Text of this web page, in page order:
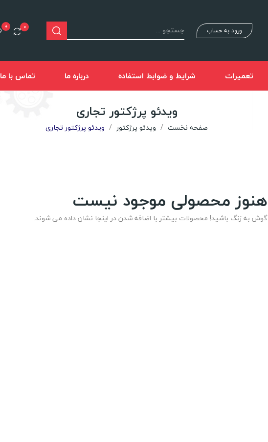
ورود به حساب 0
0
تعمیرات شرایط و ضوابط استفاده درباره ما تماس با ما
ویدئو پرژکتور تجاری
صفحه نخست ویدئو پرژکتور ویدئو پرژکتور تجاری
هنوز محصولی موجود نیست
گوش به زنگ باشید! محصولات بیشتر با اضافه شدن در اینجا نشان داده می شوند.